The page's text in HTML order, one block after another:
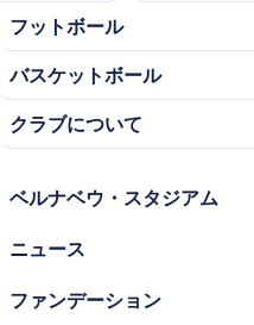
フットボール
バスケットボール
クラブについて
ベルナベウ・スタジアム
ニュース
ファンデーション